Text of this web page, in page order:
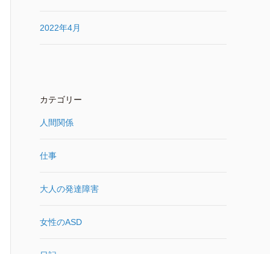
2022年4月
カテゴリー
人間関係
仕事
大人の発達障害
女性のASD